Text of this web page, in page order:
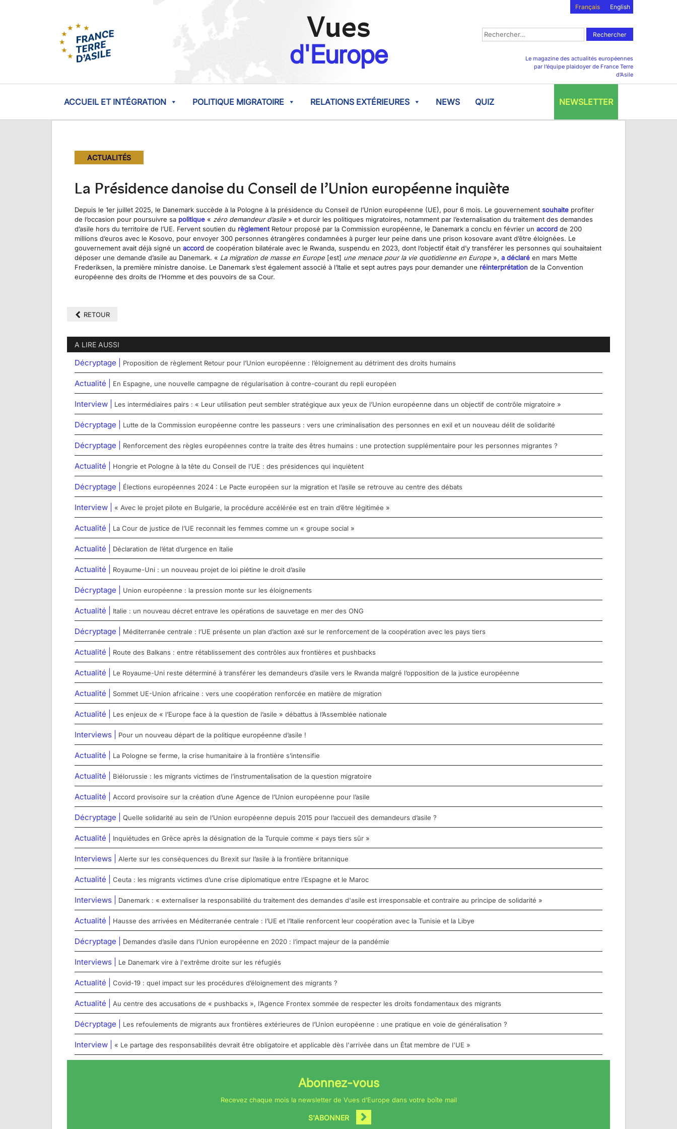
Français English
Vues
d'Europe
Rechercher :
Le magazine des actualités européennes
par l’équipe plaidoyer de France Terre
d’Asile
ACCUEIL ET INTÉGRATION POLITIQUE MIGRATOIRE RELATIONS EXTÉRIEURES NEWS QUIZ NEWSLETTER
ACTUALITÉS
La Présidence danoise du Conseil de l’Union européenne inquiète
Depuis le 1er juillet 2025, le Danemark succède à la Pologne à la présidence du Conseil de l’Union européenne (UE), pour 6 mois. Le gouvernement souhaite profiter
de l’occasion pour poursuivre sa politique « zéro demandeur d’asile » et durcir les politiques migratoires, notamment par l’externalisation du traitement des demandes
d’asile hors du territoire de l’UE. Fervent soutien du règlementRetour proposé par la Commission européenne, le Danemark a conclu en février un accord de 200
millions d’euros avec le Kosovo, pour envoyer 300 personnes étrangères condamnées à purger leur peine dans une prison kosovare avant d’être éloignées. Le
gouvernement avait déjà signé un accord de coopération bilatérale avec le Rwanda, suspendu en 2023, dont l’objectif était d’y transférer les personnes qui souhaitaient
déposer une demande d’asile au Danemark. « La migration de masse en Europe [est] une menace pour la vie quotidienne en Europe », a déclaré en mars Mette
Frederiksen, la première ministre danoise. Le Danemark s’est également associé à l’Italie et sept autres pays pour demander une réinterprétation de la Convention
européenne des droits de l’Homme et des pouvoirs de sa Cour.
RETOUR
A LIRE AUSSI
Décryptage | Proposition de règlement Retour pour l’Union européenne : l’éloignement au détriment des droits humains
Actualité | En Espagne, une nouvelle campagne de régularisation à contre-courant du repli européen
Interview | Les intermédiaires pairs : « Leur utilisation peut sembler stratégique aux yeux de l’Union européenne dans un objectif de contrôle migratoire »
Décryptage | Lutte de la Commission européenne contre les passeurs : vers une criminalisation des personnes en exil et un nouveau délit de solidarité
Décryptage | Renforcement des règles européennes contre la traite des êtres humains : une protection supplémentaire pour les personnes migrantes ?
Actualité | Hongrie et Pologne à la tête du Conseil de l’UE : des présidences qui inquiètent
Décryptage | Élections européennes 2024 : Le Pacte européen sur la migration et l’asile se retrouve au centre des débats
Interview | « Avec le projet pilote en Bulgarie, la procédure accélérée est en train d’être légitimée »
Actualité | La Cour de justice de l’UE reconnait les femmes comme un « groupe social »
Actualité | Déclaration de l’état d’urgence en Italie
Actualité | Royaume-Uni : un nouveau projet de loi piétine le droit d’asile
Décryptage | Union européenne : la pression monte sur les éloignements
Actualité | Italie : un nouveau décret entrave les opérations de sauvetage en mer des ONG
Décryptage | Méditerranée centrale : l’UE présente un plan d’action axé sur le renforcement de la coopération avec les pays tiers
Actualité | Route des Balkans : entre rétablissement des contrôles aux frontières et pushbacks
Actualité | Le Royaume-Uni reste déterminé à transférer les demandeurs d’asile vers le Rwanda malgré l’opposition de la justice européenne
Actualité | Sommet UE-Union africaine : vers une coopération renforcée en matière de migration
Actualité | Les enjeux de « l’Europe face à la question de l’asile » débattus à l’Assemblée nationale
Interviews | Pour un nouveau départ de la politique européenne d’asile !
Actualité | La Pologne se ferme, la crise humanitaire à la frontière s’intensifie
Actualité | Biélorussie : les migrants victimes de l’instrumentalisation de la question migratoire
Actualité | Accord provisoire sur la création d’une Agence de l’Union européenne pour l’asile
Décryptage | Quelle solidarité au sein de l’Union européenne depuis 2015 pour l’accueil des demandeurs d’asile ?
Actualité | Inquiétudes en Grèce après la désignation de la Turquie comme « pays tiers sûr »
Interviews | Alerte sur les conséquences du Brexit sur l’asile à la frontière britannique
Actualité | Ceuta : les migrants victimes d’une crise diplomatique entre l’Espagne et le Maroc
Interviews | Danemark : « externaliser la responsabilité du traitement des demandes d'asile est irresponsable et contraire au principe de solidarité »
Actualité | Hausse des arrivées en Méditerranée centrale : l’UE et l’Italie renforcent leur coopération avec la Tunisie et la Libye
Décryptage | Demandes d’asile dans l’Union européenne en 2020 : l’impact majeur de la pandémie
Interviews | Le Danemark vire à l'extrême droite sur les réfugiés
Actualité | Covid-19 : quel impact sur les procédures d’éloignement des migrants ?
Actualité | Au centre des accusations de « pushbacks », l’Agence Frontex sommée de respecter les droits fondamentaux des migrants
Décryptage | Les refoulements de migrants aux frontières extérieures de l’Union européenne : une pratique en voie de généralisation ?
Interview | « Le partage des responsabilités devrait être obligatoire et applicable dès l'arrivée dans un État membre de l'UE »
Abonnez-vous
Recevez chaque mois la newsletter de Vues d’Europe dans votre boîte mail
S'ABONNER